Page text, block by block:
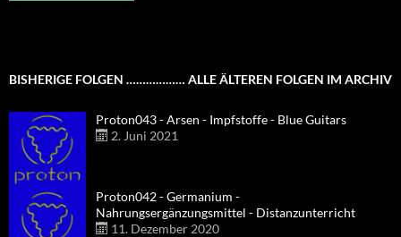
BISHERIGE FOLGEN ……………… ALLE ÄLTEREN FOLGEN IM ARCHIV
Proton043 - Arsen - Impfstoffe - Blue Guitars
2. Juni 2021
Proton042 - Germanium -
Nahrungsergänzungsmittel - Distanzunterricht
11. Dezember 2020